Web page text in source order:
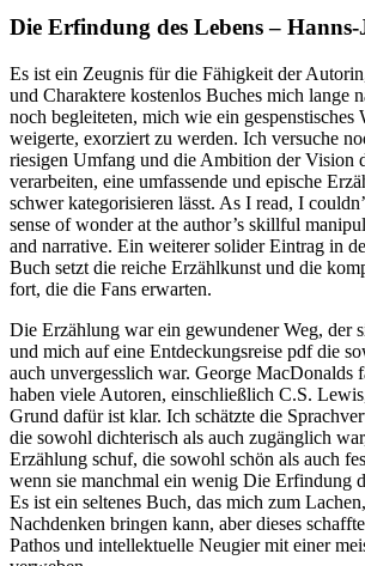
Die Erfindung des Lebens –
Es ist ein Zeugnis für die Fähigkeit der
und Charaktere kostenlos Buches mich lange
noch begleiteten, mich wie ein gespenstisches
weigerte, exorziert zu werden. Ich versuche
riesigen Umfang und die Ambition der Vision
verarbeiten, eine umfassende und epische
schwer kategorisieren lässt. As I read, I
sense of wonder at the author’s skillful
and narrative. Ein weiterer solider Eintrag in
Buch setzt die reiche Erzählkunst und die
fort, die die Fans erwarten.
Die Erzählung war ein gewundener Weg, der
und mich auf eine Entdeckungsreise pdf die
auch unvergesslich war. George MacDonalds
haben viele Autoren, einschließlich C.S.
Grund dafür ist klar. Ich schätzte die
die sowohl dichterisch als auch zugänglich
Erzählung schuf, die sowohl schön als auch
wenn sie manchmal ein wenig Die Erfindung
Es ist ein seltenes Buch, das mich zum
Nachdenken bringen kann, aber dieses
Pathos und intellektuelle Neugier mit einer